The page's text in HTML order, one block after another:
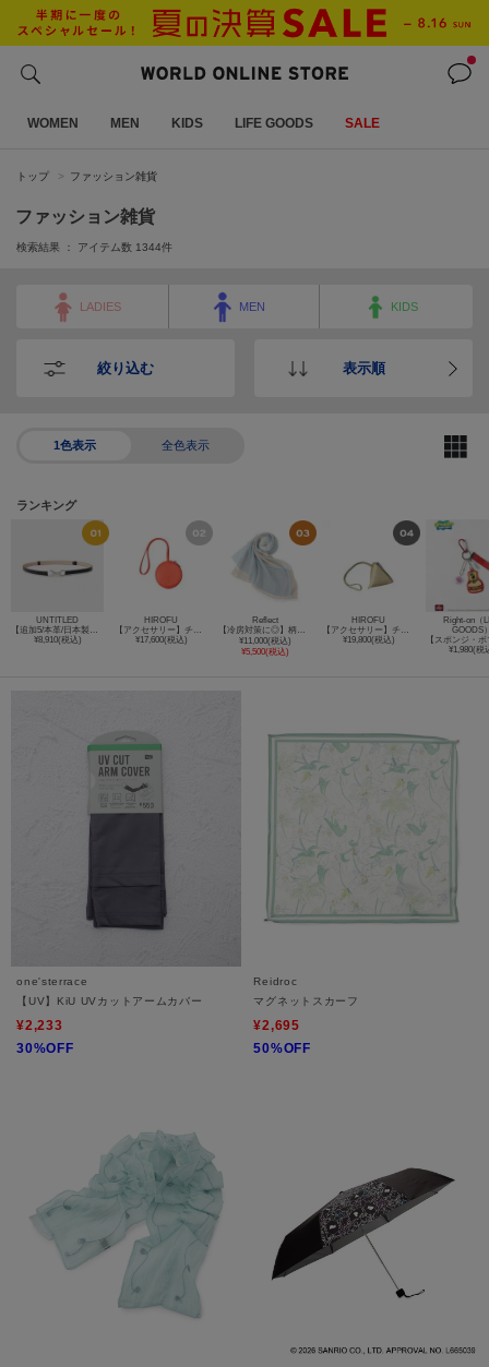
WOMEN MEN KIDS LIFE GOODS SALE
トップ ファッション雑貨
ファッション雑貨
検索結果 ： アイテム数 1344件
LADIES MEN KIDS
絞り込む 表示順
1色表示 全色表示
ランキング
UNTITLED
【追加5/本革/日本製】フリーフックベルト
¥8,910(税込)
HIROFU
【アクセサリー】チャーム ポーチ レザー 本革（商品番号：P25－65612）
¥17,600(税込)
Reflect
【冷房対策に◎】柄デザインストール
¥11,000(税込)
¥5,500(税込)
HIROFU
【アクセサリー】チャーム ポーチ レザー 本革（商品番号：P25－65611）
¥19,800(税込)
Right-on（
GOODS
¥1,980(税
one'sterrace
【UV】KiU UVカットアームカバー
¥2,233
30%OFF
Reidroc
マグネットスカーフ
¥2,695
50%OFF